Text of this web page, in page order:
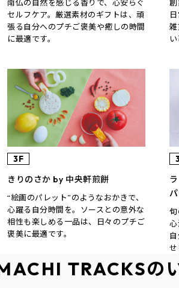
南仏の自然を感じる香りで、心安らぐ
セルフケア。厳選素材のギフトは、頑
張る自分へのプチご褒美や癒しの時間
に最適です。
創
い
3F
きりのさか by 中央軒煎餅
“絵画のパレット”のようなおかきで、
心躍る自分時間を。ソースとの意外な
相性も楽しめる一品は、日々のプチご
褒美に最適です。
旬
心
せ
TRACKSの